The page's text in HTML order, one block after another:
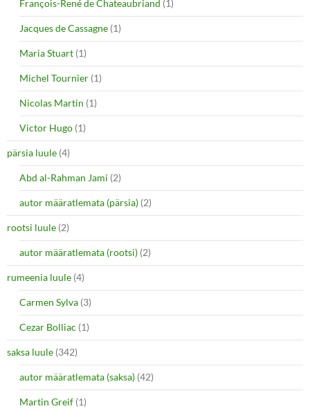
François-René de Chateaubriand (1)
Jacques de Cassagne (1)
Maria Stuart (1)
Michel Tournier (1)
Nicolas Martin (1)
Victor Hugo (1)
pärsia luule (4)
Abd al-Rahman Jami (2)
autor määratlemata (pärsia) (2)
rootsi luule (2)
autor määratlemata (rootsi) (2)
rumeenia luule (4)
Carmen Sylva (3)
Cezar Bolliac (1)
saksa luule (342)
autor määratlemata (saksa) (42)
Martin Greif (1)